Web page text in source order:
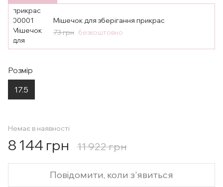
Мішечок для зберігання прикрас
73 грн безкоштовно
Розмір
17.5
Немає в наявності
8 144 грн 11 922 грн
Повідомити, коли з'явиться